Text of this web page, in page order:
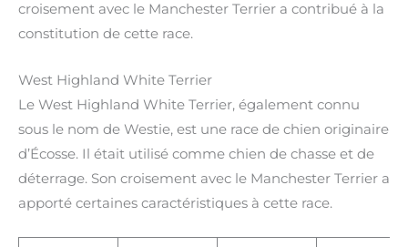
croisement avec le Manchester Terrier a contribué à la
constitution de cette race.
West Highland White Terrier
Le West Highland White Terrier, également connu
sous le nom de Westie, est une race de chien originaire
d’Écosse. Il était utilisé comme chien de chasse et de
déterrage. Son croisement avec le Manchester Terrier a
apporté certaines caractéristiques à cette race.